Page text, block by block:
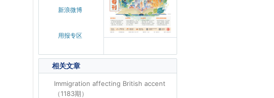
新浪微博
用报专区
相关文章
Immigration affecting British accent
（1183期）